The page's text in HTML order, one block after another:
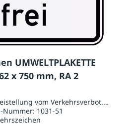
UMWELTPLAKETTE
x 750 mm, RA 2
vom Verkehrsverbot. Gelbe
Nummer: 1031-51